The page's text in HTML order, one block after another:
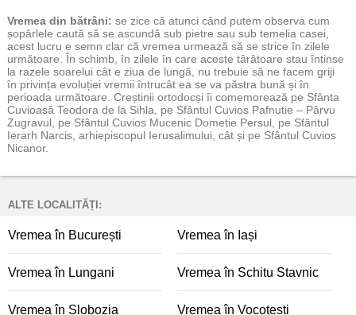
Vremea din bătrâni: se zice că atunci când putem observa cum
șopârlele caută să se ascundă sub pietre sau sub temelia casei,
acest lucru e semn clar că vremea urmează să se strice în zilele
următoare. În schimb, în zilele în care aceste târâtoare stau întinse
la razele soarelui cât e ziua de lungă, nu trebuie să ne facem griji
în privința evoluției vremii întrucât ea se va păstra bună și în
perioada următoare. Creștinii ortodocși îi comemorează pe Sfânta
Cuvioasă Teodora de la Sihla, pe Sfântul Cuvios Pafnutie – Pârvu
Zugravul, pe Sfântul Cuvios Mucenic Dometie Persul, pe Sfântul
Ierarh Narcis, arhiepiscopul Ierusalimului, cât și pe Sfântul Cuvios
Nicanor.
ALTE LOCALITĂȚI:
Vremea în București Vremea în Iași
Vremea în Lungani Vremea în Schitu Stavnic
Vremea în Slobozia Vremea în Vocotești